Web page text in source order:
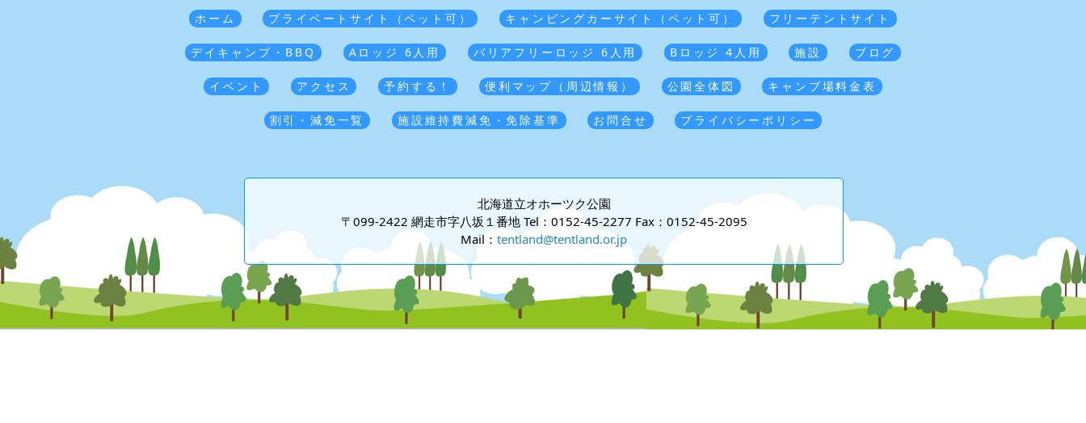
ホーム プライベートサイト（ペット可） キャンピングカーサイト（ペット可） フリーテントサイト
デイキャンプ・BBQ Aロッジ 6人用 バリアフリーロッジ 6人用 Bロッジ 4人用 施設 ブログ
イベント アクセス 予約する！ 便利マップ（周辺情報） 公園全体図 キャンプ場料金表
割引・減免一覧 施設維持費減免・免除基準 お問合せ プライバシーポリシー
北海道立オホーツク公園
〒099-2422 網走市字八坂１番地 Tel：0152-45-2277 Fax：0152-45-2095
Mail： tentland@tentland.or.jp